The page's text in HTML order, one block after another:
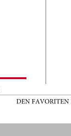
DEN FAVORITEN